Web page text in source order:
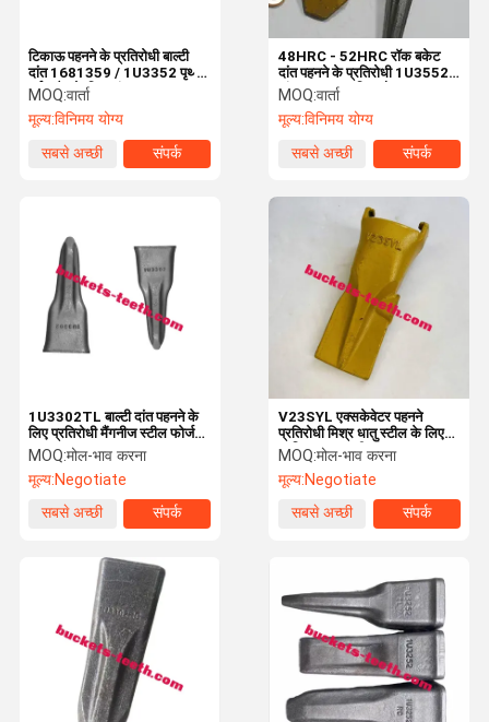
टिकाऊ पहनने के प्रतिरोधी बाल्टी
दांत 1681359 / 1U3352 पृथ्वी
वर्ग फ्लैट के लिए दांत
MOQ:वार्ता
मूल्य:विनिमय योग्य
सबसे अच्छी
संपर्क
48HRC - 52HRC रॉक बकेट
दांत पहनने के प्रतिरोधी 1U3552
दांत 6Y8558 पिन और 8E5559
रिटेनर के साथ
MOQ:वार्ता
मूल्य:विनिमय योग्य
सबसे अच्छी
संपर्क
1U3302TL बाल्टी दांत पहनने के
लिए प्रतिरोधी मैंगनीज स्टील फोर्ज
खनन उत्खनन
MOQ:मोल-भाव करना
मूल्य:Negotiate
सबसे अच्छी
संपर्क
V23SYL एक्सकेवेटर पहनने
प्रतिरोधी मिश्र धातु स्टील के लिए
प्रतिस्थापन बाल्टी दांत
MOQ:मोल-भाव करना
मूल्य:Negotiate
सबसे अच्छी
संपर्क